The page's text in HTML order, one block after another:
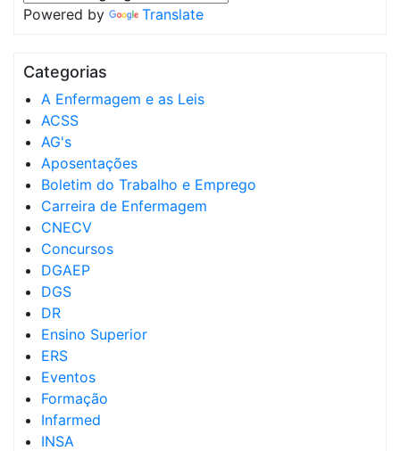
Powered by Translate
Categorias
A Enfermagem e as Leis
ACSS
AG's
Aposentações
Boletim do Trabalho e Emprego
Carreira de Enfermagem
CNECV
Concursos
DGAEP
DGS
DR
Ensino Superior
ERS
Eventos
Formação
Infarmed
INSA